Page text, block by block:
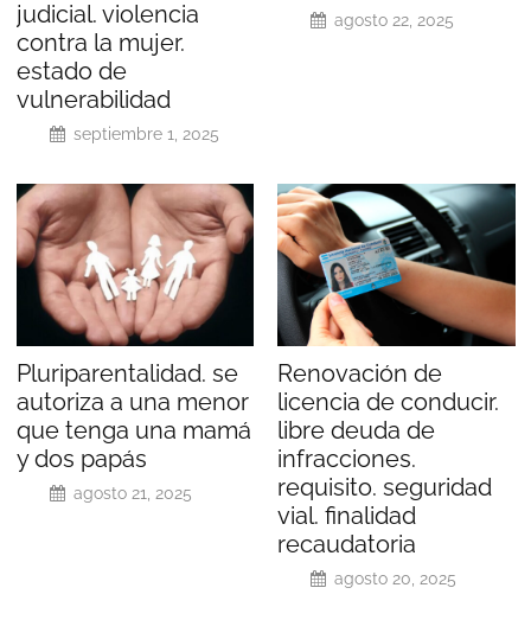
judicial. violencia
contra la mujer.
estado de
vulnerabilidad
septiembre 1, 2025
agosto 22, 2025
Pluriparentalidad. se
autoriza a una menor
que tenga una mamá
y dos papás
agosto 21, 2025
Renovación de
licencia de conducir.
libre deuda de
infracciones.
requisito. seguridad
vial. finalidad
recaudatoria
agosto 20, 2025